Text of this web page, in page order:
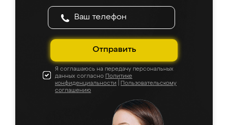
Отправить
Я соглашаюсь на передачу персональных
данных согласно Политике
конфиденциальности
Пользовательскому
соглашению